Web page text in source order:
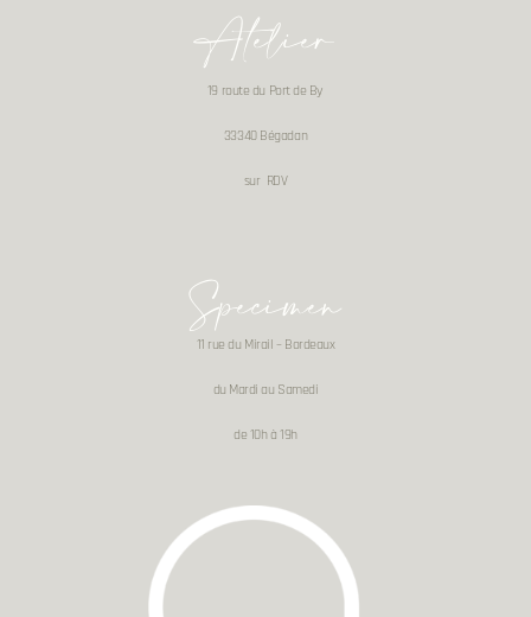
Atelier
19 route du Port de By
33340 Bégadan
sur RDV
Specimen
11 rue du Mirail – Bordeaux
du Mardi au Samedi
de 10h à 19h